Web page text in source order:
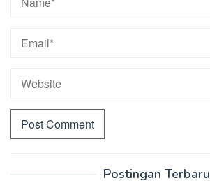
Postingan Terbaru